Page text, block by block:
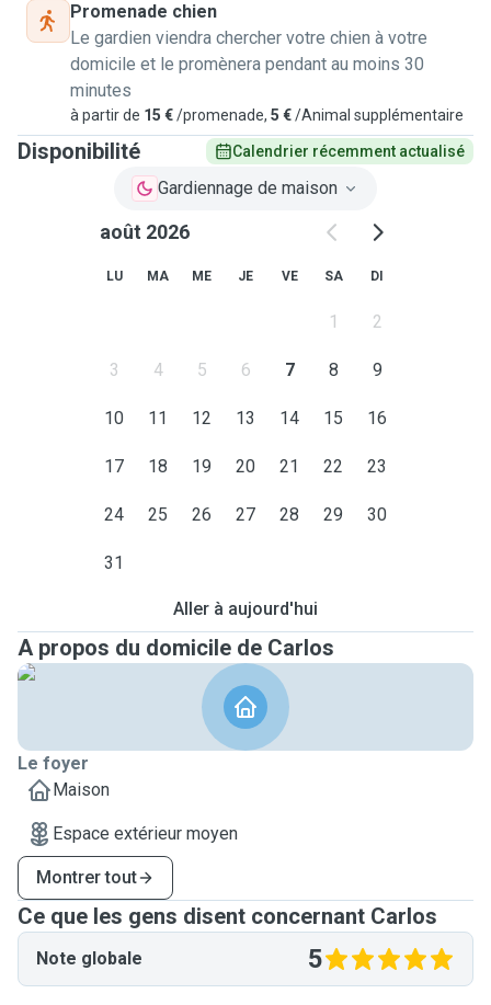
Promenade chien
Le gardien viendra chercher votre chien à votre
domicile et le promènera pendant au moins 30
minutes
à partir de 15 €/promenade, 5 €/Animal supplémentaire
Disponibilité Calendrier récemment actualisé
Gardiennage de maison
août 2026
LU MA ME JE VE SA DI
1 2
3 4 5 6 7 8 9
10 11 12 13 14 15 16
17 18 19 20 21 22 23
24 25 26 27 28 29 30
31
Aller à aujourd'hui
A propos du domicile de Carlos
Le foyer
Maison
Espace extérieur moyen
Montrer tout
Ce que les gens disent concernant Carlos
Note globale 5